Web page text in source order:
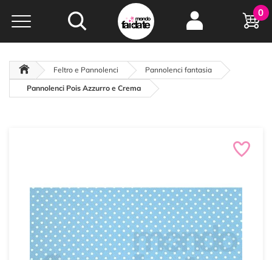
Hobby e
creatività...
oltre 15 anni online
0
Feltro e Pannolenci
Pannolenci fantasia
Pannolenci Pois Azzurro e Crema